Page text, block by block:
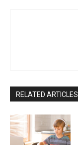
RELATED ARTICLES